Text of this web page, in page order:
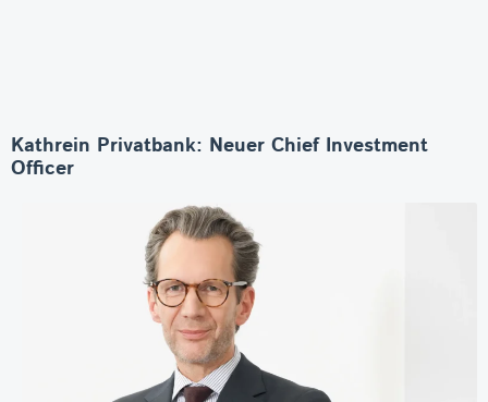
Kathrein Privatbank: Neuer Chief Investment
Officer